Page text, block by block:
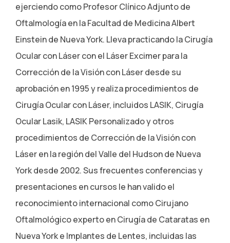
ejerciendo como Profesor Clínico Adjunto de
Oftalmología en la Facultad de Medicina Albert
Einstein de Nueva York. Lleva practicando la Cirugía
Ocular con Láser con el Láser Excimer para la
Corrección de la Visión con Láser desde su
aprobación en 1995 y realiza procedimientos de
Cirugía Ocular con Láser, incluidos LASIK, Cirugía
Ocular Lasik, LASIK Personalizado y otros
procedimientos de Corrección de la Visión con
Láser en la región del Valle del Hudson de Nueva
York desde 2002. Sus frecuentes conferencias y
presentaciones en cursos le han valido el
reconocimiento internacional como Cirujano
Oftalmológico experto en Cirugía de Cataratas en
Nueva York e Implantes de Lentes, incluidas las